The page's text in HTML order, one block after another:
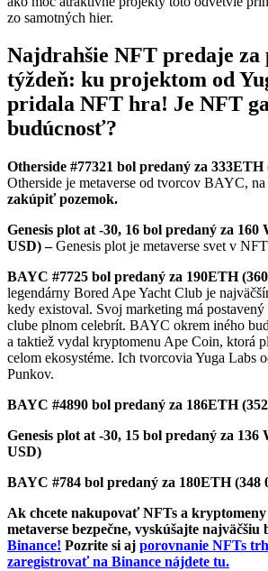
zo samotných hier.
Najdrahšie NFT predaje za
týždeň: ku projektom od
pridala NFT hra! Je NFT
budúcnosť?
Otherside #77321 bol predaný za 333ETH
Otherside je metaverse od tvorcov BAYC, na
zakúpiť pozemok.
Genesis plot at -30, 16 bol predaný za 160
USD) –Genesis plot je metaverse svet v
BAYC #7725 bol predaný za 190ETH
legendárny Bored Ape Yacht Club je
kedy existoval. Svoj marketing má
clube plnom celebrít. BAYC okrem iného
a taktiež vydal kryptomenu Ape Coin, ktorá
celom ekosystéme. Ich tvorcovia Yuga Labs
Punkov.
BAYC #4890 bol predaný za 186ETH
Genesis plot at -30, 15 bol predaný za 136
USD)
BAYC #784 bol predaný za 180ETH (348
Ak chcete nakupovať NFTs a
metaverse bezpečne, vyskúšajte najväčšiu
Binance! Pozrite si aj porovnanie NFTs
zaregistrovať na Binance nájdete tu.